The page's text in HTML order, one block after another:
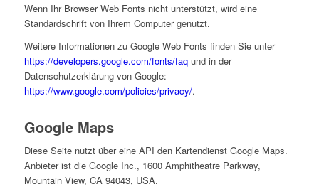
Wenn Ihr Browser Web Fonts nicht unterstützt, wird eine
Standardschrift von Ihrem Computer genutzt.
Weitere Informationen zu Google Web Fonts finden Sie unter
https://developers.google.com/fonts/faqund in der
Datenschutzerklärung von Google:
https://www.google.com/policies/privacy/.
Google Maps
Diese Seite nutzt über eine API den Kartendienst Google Maps.
Anbieter ist die Google Inc., 1600 Amphitheatre Parkway,
Mountain View, CA 94043, USA.